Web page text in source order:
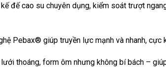
đế cao su chuyên dụng, kiểm soát trượt
Pebax® giúp truyền lực mạnh và nhanh,
thoáng, form ôm nhưng không bí bách –